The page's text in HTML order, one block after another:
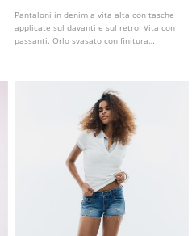
Pantaloni in denim a vita alta con tasche
applicate sul davanti e sul retro. Vita con
passanti. Orlo svasato con finitura